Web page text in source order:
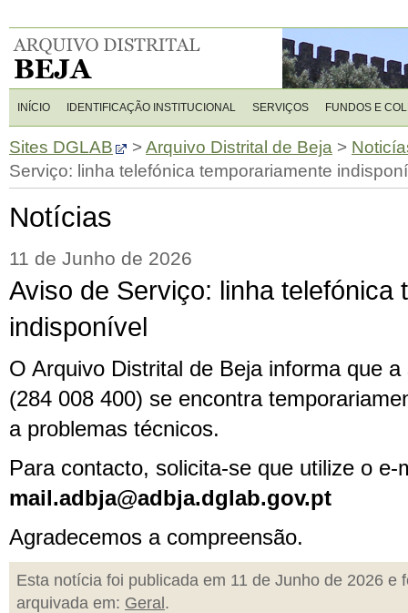
INÍCIO IDENTIFICAÇÃO INSTITUCIONAL SERVIÇOS FUNDOS E
Sites DGLAB >Arquivo Distrital de Beja >
Serviço: linha telefónica temporariamente
Notícias
11 de Junho de 2026
Aviso de Serviço: linha telefónica
indisponível
O Arquivo Distrital de Beja informa que
(284 008 400) se encontra
a problemas técnicos.
Para contacto, solicita-se que utilize o e-
mail.adbja@adbja.dglab.gov.pt
Agradecemos a compreensão.
Esta notícia foi publicada em 11 de Junho de 2026 e
arquivada em: Geral .